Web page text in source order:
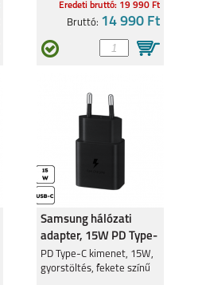
Eredeti bruttó: 19 990 Ft
Bruttó: 14 990 Ft
Samsung hálózati
adapter, 15W PD Type-
C, Fekete
PD Type-C kimenet, 15W,
gyorstöltés, fekete színű